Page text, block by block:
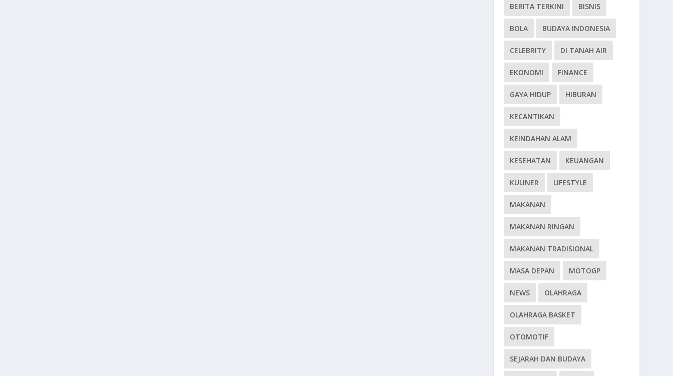
BERITA TERKINI BISNIS
BOLA BUDAYA INDONESIA
CELEBRITY DI TANAH AIR
EKONOMI FINANCE
GAYA HIDUP HIBURAN
KECANTIKAN
KEINDAHAN ALAM
KESEHATAN KEUANGAN
KULINER LIFESTYLE
MAKANAN
MAKANAN RINGAN
MAKANAN TRADISIONAL
MASA DEPAN MOTOGP
NEWS OLAHRAGA
OLAHRAGA BASKET
OTOMOTIF
SEJARAH DAN BUDAYA